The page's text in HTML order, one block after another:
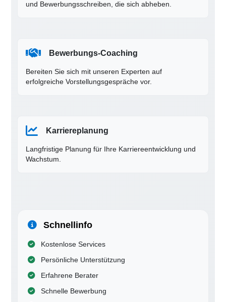
und Bewerbungsschreiben, die sich abheben.
Bewerbungs-Coaching
Bereiten Sie sich mit unseren Experten auf
erfolgreiche Vorstellungsgespräche vor.
Karriereplanung
Langfristige Planung für Ihre Karriereentwicklung und
Wachstum.
Schnellinfo
Kostenlose Services
Persönliche Unterstützung
Erfahrene Berater
Schnelle Bewerbung